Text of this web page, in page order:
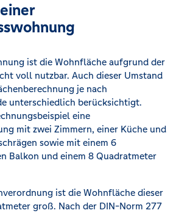
ist die Wohnfläche aufgrund der
voll nutzbar. Auch dieser Umstand
je nach
unterschiedlich berücksichtigt.
eine
mit zwei Zimmern, einer Küche und
sowie mit einem 6
Balkon und einem 8 Quadratmeter
ist die Wohnfläche dieser
groß. Nach der DIN-Norm 277